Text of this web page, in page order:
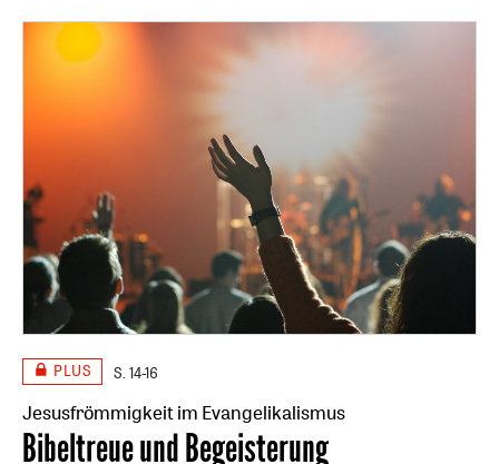
PLUS S. 14-16
Jesusfrömmigkeit im Evangelikalismus
:
Bibeltreue und Begeisterung